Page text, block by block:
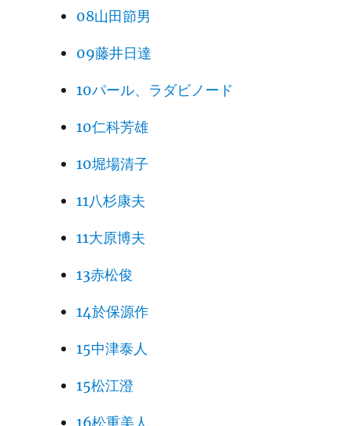
08山田節男
09藤井日達
10パール、ラダビノード
10仁科芳雄
10堀場清子
11八杉康夫
11大原博夫
13赤松俊
14於保源作
15中津泰人
15松江澄
16松重美人